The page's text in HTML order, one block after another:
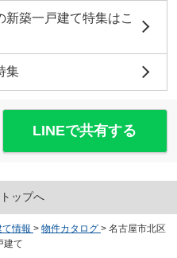
築一戸建て特集はこ
集
LINEで共有する
ップへ
情報 > 物件カタログ > 名古屋市北区
建て